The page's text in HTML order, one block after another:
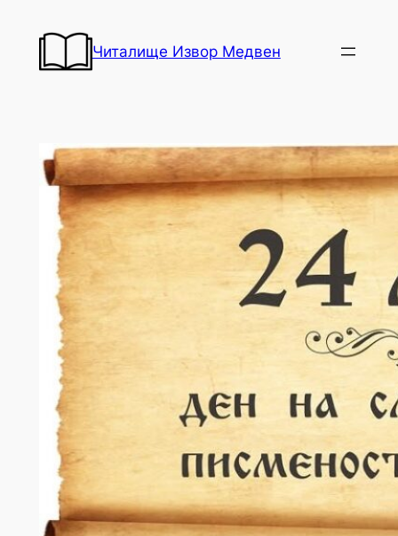
съдържанието
Читалище Извор Медвен